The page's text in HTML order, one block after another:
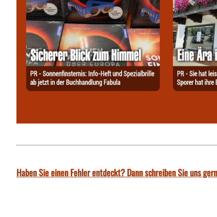
Haben Sie einen Fehler entdeckt? Dann schreiben Sie uns